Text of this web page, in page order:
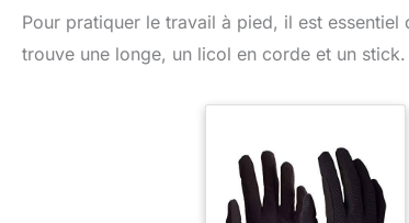
Pour pratiquer le travail à pied, il est essentiel
trouve une longe, un licol en corde et un